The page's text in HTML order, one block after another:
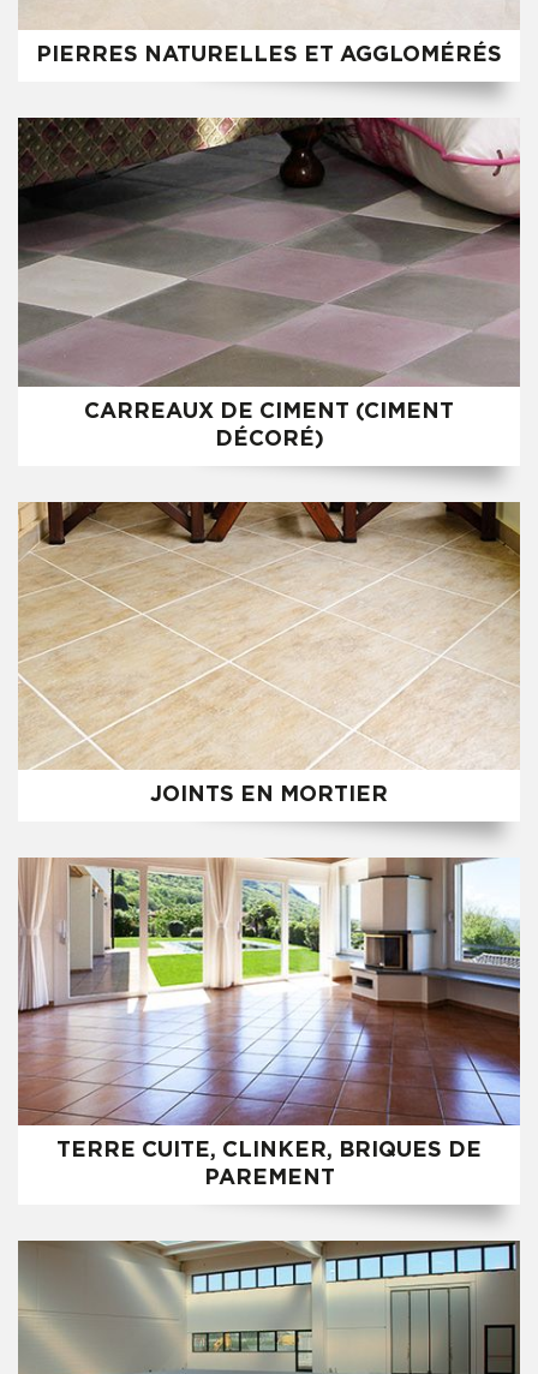
PIERRES NATURELLES ET AGGLOMÉRÉS
CARREAUX DE CIMENT (CIMENT
DÉCORÉ)
JOINTS EN MORTIER
TERRE CUITE, CLINKER, BRIQUES DE
PAREMENT